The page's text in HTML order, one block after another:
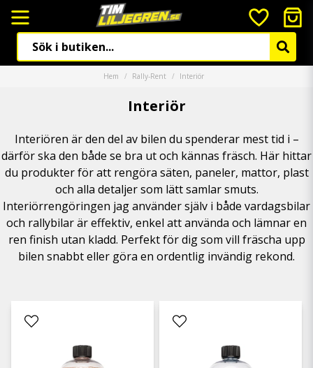
Hem Rally-Rent Interiör
Interiör
Interiören är den del av bilen du spenderar mest tid i –
därför ska den både se bra ut och kännas fräsch. Här hittar
du produkter för att rengöra säten, paneler, mattor, plast
och alla detaljer som lätt samlar smuts.
Interiörrengöringen jag använder själv i både vardagsbilar
och rallybilar är effektiv, enkel att använda och lämnar en
ren finish utan kladd. Perfekt för dig som vill fräscha upp
bilen snabbt eller göra en ordentlig invändig rekond.